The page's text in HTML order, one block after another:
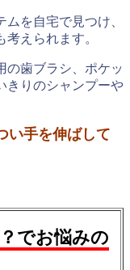
を自宅で見つけ、
えられます。
の歯ブラシ、ポケッ
きりのシャンプーや
い手を伸ばして
でお悩みの